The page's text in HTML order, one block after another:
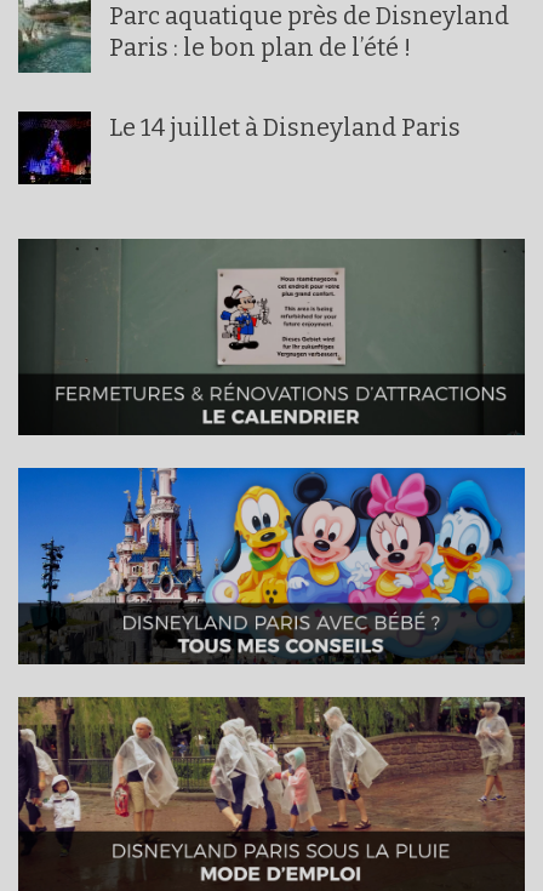
Parc aquatique près de Disneyland
Paris : le bon plan de l’été !
Le 14 juillet à Disneyland Paris